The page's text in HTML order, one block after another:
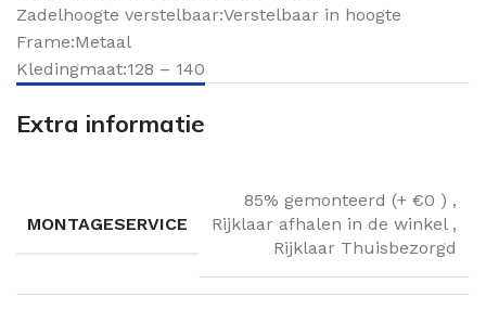
Zadelhoogte verstelbaar:Verstelbaar in hoogte
Frame:Metaal
Kledingmaat:128 – 140
Extra informatie
MONTAGESERVICE
85% gemonteerd (+ €0 ) ,
Rijklaar afhalen in de winkel ,
Rijklaar Thuisbezorgd